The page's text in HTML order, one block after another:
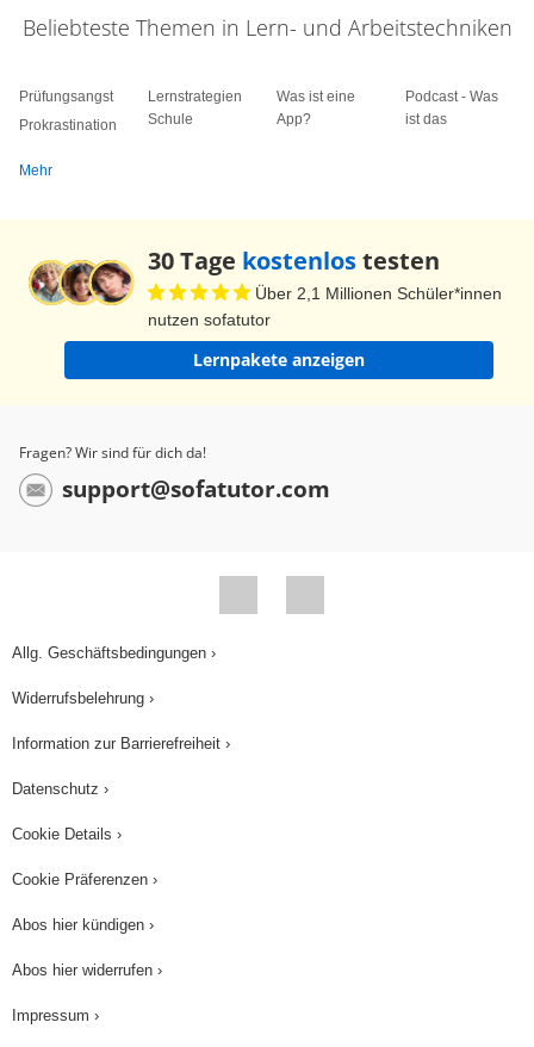
Beliebteste Themen in Lern- und Arbeitstechniken
Prüfungsangst
Prokrastination
Lernstrategien
Schule
Was ist eine
App?
Podcast - Was
ist das
Mehr
30 Tage kostenlostesten
Über 2,1 Millionen Schüler*innen
nutzen sofatutor
Lernpakete anzeigen
Fragen? Wir sind für dich da!
support@sofatutor.com
Allg. Geschäftsbedingungen ›
Widerrufsbelehrung ›
Information zur Barrierefreiheit ›
Datenschutz ›
Cookie Details ›
Cookie Präferenzen ›
Abos hier kündigen ›
Abos hier widerrufen ›
Impressum ›